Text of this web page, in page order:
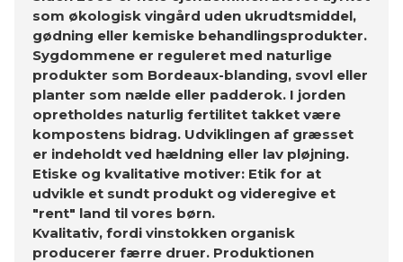
som økologisk vingård uden ukrudtsmiddel,
gødning eller kemiske behandlingsprodukter.
Sygdommene er reguleret med naturlige
produkter som Bordeaux-blanding, svovl eller
planter som nælde eller padderok. I jorden
opretholdes naturlig fertilitet takket være
kompostens bidrag. Udviklingen af ​​græsset
er indeholdt ved hældning eller lav pløjning.
Etiske og kvalitative motiver: Etik for at
udvikle et sundt produkt og videregive et
"rent" land til vores børn.
Kvalitativ, fordi vinstokken organisk
producerer færre druer. Produktionen